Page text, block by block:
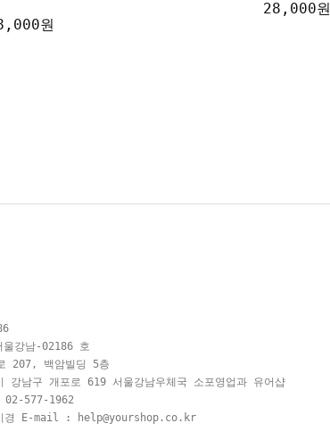
원
28,000원
강남-02186 호
207, 백암빌딩 5층
강남구 개포로 619 서울강남우체국 소포영업과 유어샵
577-1962
경 E-mail :
help@yourshop.co.kr